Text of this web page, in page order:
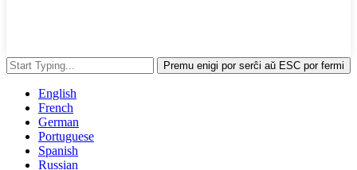
Premu enigi por serĉi aŭ ESC por fermi
English
French
German
Portuguese
Spanish
Russian